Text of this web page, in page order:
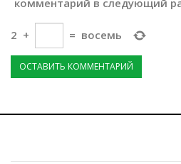
2 + = восемь